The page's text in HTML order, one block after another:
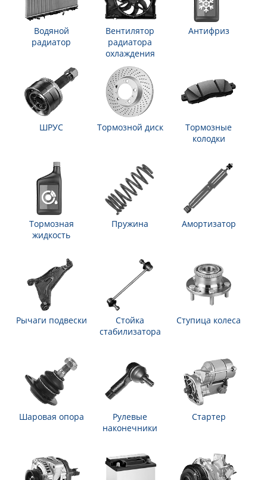
Водяной
радиатор
Вентилятор
радиатора
охлаждения
Антифриз
ШРУС Тормозной диск
Тормозные
колодки
Тормозная
жидкость
Пружина Амортизатор
Рычаги подвески
Стойка
стабилизатора
Ступица колеса
Шаровая опора
Рулевые
наконечники
Стартер